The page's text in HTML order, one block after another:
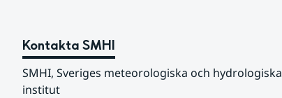
Kontakta SMHI
SMHI, Sveriges meteorologiska och hydrologiska
institut